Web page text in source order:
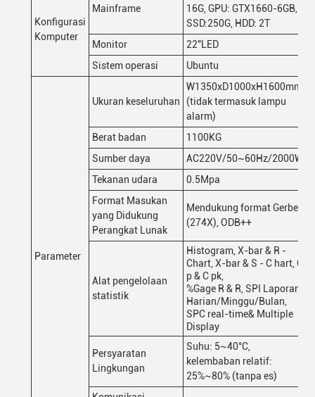
Konfigurasi
Komputer
Mainframe
16G, GPU: GTX1660-6GB,
SSD:250G, HDD: 2T
Monitor
22"LED
Sistem operasi
Ubuntu
Parameter
Ukuran keseluruhan
W1350xD1000xH1600mm
(tidak termasuk lampu
alarm)
Berat badan
1100KG
Sumber daya
AC220V/50~60Hz/2000W
Tekanan udara
0.5Mpa
Format Masukan
yang Didukung
Perangkat Lunak
Mendukung format Gerber
(274X), ODB++
Alat pengelolaan
statistik
Histogram, X-bar & R -
Chart, X-bar & S - C hart, C
p & C pk,
%Gage R & R, SPI Laporan
Harian/Minggu/Bulan,
SPC real-time& Multiple
Display
Persyaratan
Lingkungan
Suhu: 5~40°C,
kelembaban relatif:
25%~80% (tanpa es)